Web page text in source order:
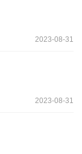
2023-08-31
2023-08-31